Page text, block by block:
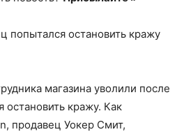
попытался остановить кражу
магазина уволили после
остановить кражу. Как
продавец Уокер Смит,